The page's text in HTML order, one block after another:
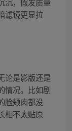
滤镜更显拉
论是影版还是
情况。比如剧
脸颊肉都没
相不太贴原